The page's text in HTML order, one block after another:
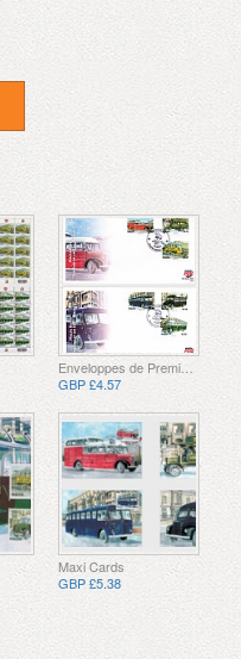
Enveloppes de Premier Jour
GBP £4.57
Maxi Cards
GBP £5.38